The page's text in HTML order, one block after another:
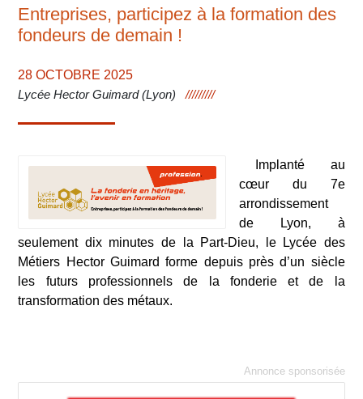
Entreprises, participez à la formation des
fondeurs de demain !
28 OCTOBRE 2025
Lycée Hector Guimard (Lyon)
Implanté au
cœur du 7e
arrondissement
de Lyon, à
seulement dix minutes de la Part-Dieu, le Lycée des
Métiers Hector Guimard forme depuis près d’un siècle
les futurs professionnels de la fonderie et de la
transformation des métaux.